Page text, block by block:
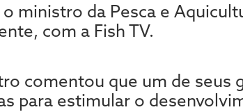
ministro da Pesca e
com a Fish TV.
comentou que um de seus
para estimular o